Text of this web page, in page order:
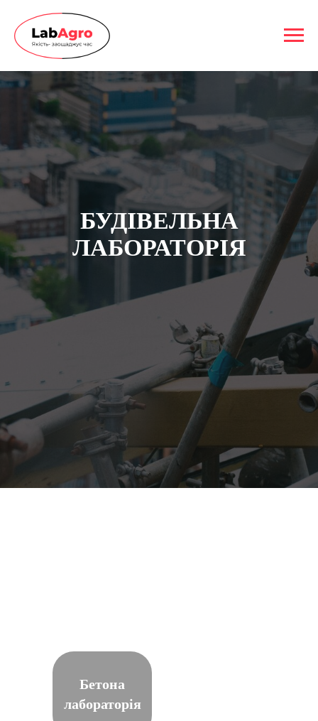
БУДIВЕЛЬНА
ЛАБОРАТОРIЯ
Бетона
лабораторія